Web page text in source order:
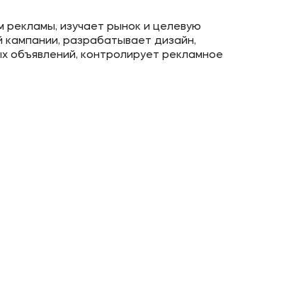
изучает рынок и целевую
разрабатывает дизайн,
объявлений, контролирует рекламное